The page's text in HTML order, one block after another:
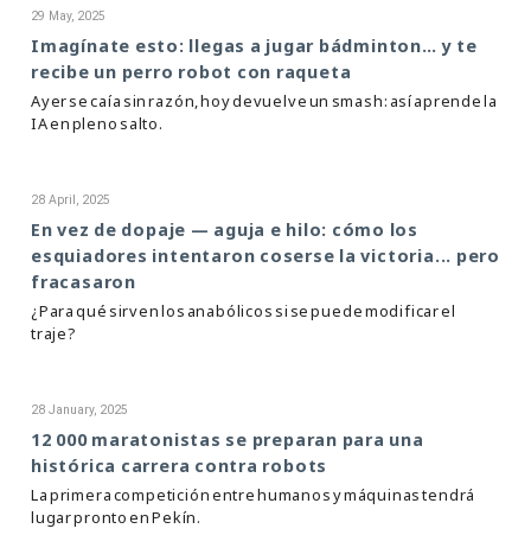
29 May, 2025
Imagínate esto: llegas a jugar bádminton… y te
recibe un perro robot con raqueta
Ayer se caía sin razón, hoy devuelve un smash: así aprende la
IA en pleno salto.
28 April, 2025
En vez de dopaje — aguja e hilo: cómo los
esquiadores intentaron coserse la victoria... pero
fracasaron
¿Para qué sirven los anabólicos si se puede modificar el
traje?
28 January, 2025
12 000 maratonistas se preparan para una
histórica carrera contra robots
La primera competición entre humanos y máquinas tendrá
lugar pronto en Pekín.